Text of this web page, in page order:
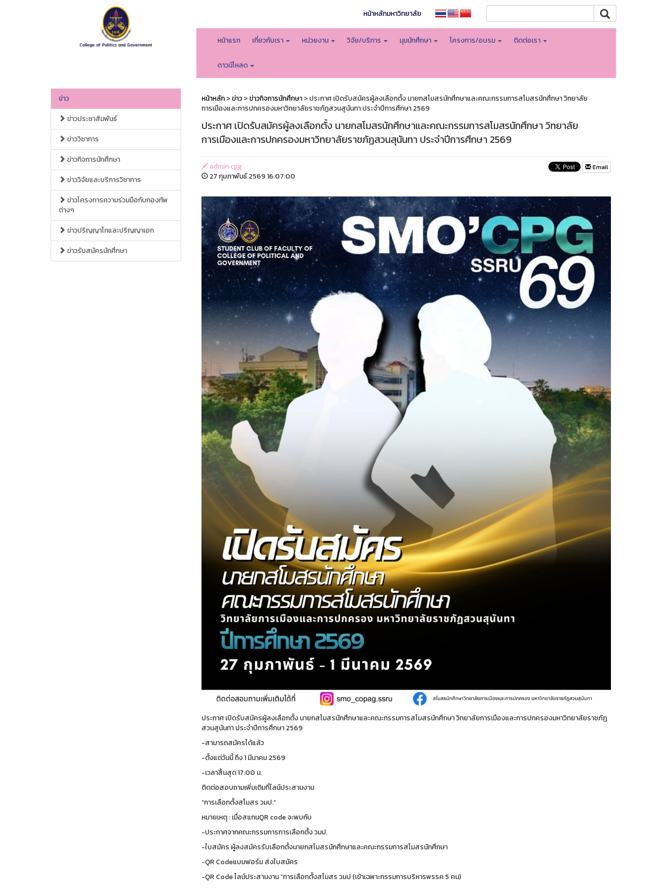
หน้าหลักมหาวิทยาลัย
หน้าแรก เกี่ยวกับเรา หน่วยงาน วิจัย/บริการ มุมนักศึกษา โครงการ/อบรม ติดต่อเรา
ดาวน์โหลด
ข่าว
ข่าวประชาสัมพันธ์
ข่าววิชาการ
ข่าวกิจการนักศึกษา
ข่าววิจัยและบริการวิชาการ
ข่าวโครงการความร่วมมือกับกองทัพ
ต่างๆ
ข่าวปริญญาโทและปริญญาเอก
ข่าวรับสมัครนักศึกษา
หน้าหลัก>ข่าว>ข่าวกิจการนักศึกษา> ประกาศ เปิดรับสมัครผู้ลงเลือกตั้ง นายกสโมสรนักศึกษาและคณะกรรมการสโมสรนักศึกษา วิทยาลัย
การเมืองและการปกครองมหาวิทยาลัยราชภัฏสวนสุนันทา ประจำปีการศึกษา 2569
ประกาศ เปิดรับสมัครผู้ลงเลือกตั้ง นายกสโมสรนักศึกษาและคณะกรรมการสโมสรนักศึกษา วิทยาลัย
การเมืองและการปกครองมหาวิทยาลัยราชภัฏสวนสุนันทา ประจำปีการศึกษา 2569
admin cpg
27 กุมภาพันธ์ 2569 16:07:00
Email
ประกาศ เปิดรับสมัครผู้ลงเลือกตั้ง นายกสโมสรนักศึกษาและคณะกรรมการสโมสรนักศึกษา วิทยาลัยการเมืองและการปกครองมหาวิทยาลัยราชภัฏ
สวนสุนันทา ประจำปีการศึกษา 2569
-สามารถสมัครได้แล้ว
-ตั้งแต่วันนี้ ถึง 1 มีนาคม 2569
-เวลาสิ้นสุด 17:00 น.
ติดต่อสอบถามเพิ่มเติมที่ไลน์ประสานงาน
“การเลือกตั้งสโมสร วมป.”
หมายเหตุ : เมื่อสแกนQR code จะพบกับ
-ประกาศจากคณะกรรมการการเลือกตั้ง วมป.
-ใบสมัคร ผู้ลงสมัครรับเลือกตั้งนายกสโมสรนักศึกษาและคณะกรรมการสโมสรนักศึกษา
-QR Codeแบบฟอร์ม ส่งใบสมัคร
-QR Code ไลน์ประสานงาน “การเลือกตั้งสโมสร วมป (เข้าเฉพาะกรรมการบริหารพรรค 5 คน)